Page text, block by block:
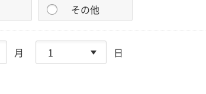
その他
月 日